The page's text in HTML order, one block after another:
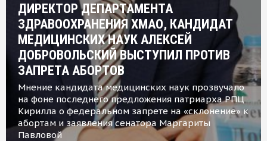
ДИРЕКТОР ДЕПАРТАМЕНТА
ЗДРАВООХРАНЕНИЯ ХМАО, КАНДИДАТ
МЕДИЦИНСКИХ НАУК АЛЕКСЕЙ
ДОБРОВОЛЬСКИЙ ВЫСТУПИЛ ПРОТИВ
ЗАПРЕТА АБОРТОВ
Мнение кандидата медицинских наук прозвучало
на фоне последнего предложения патриарха РПЦ
Кирилла о федеральном запрете на «склонение» к
абортам и заявления сенатора Маргариты
Павловой